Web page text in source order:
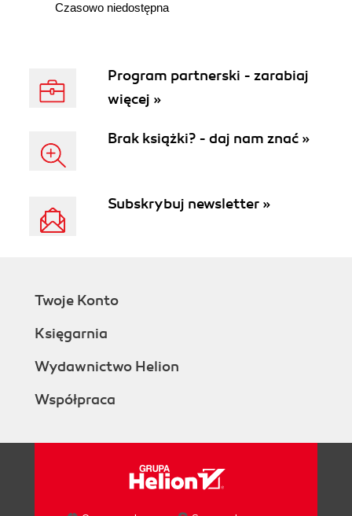
Czasowo niedostępna
Program partnerski - zarabiaj
więcej »
Brak książki? - daj nam znać »
Subskrybuj newsletter »
Twoje Konto
Księgarnia
Wydawnictwo Helion
Współpraca